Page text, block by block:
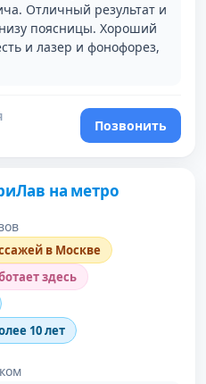
Отличный результат и
поясницы. Хороший
и лазер и фонофорез,
Позвонить
рейтингена метро
в Москве
здесь
10 лет